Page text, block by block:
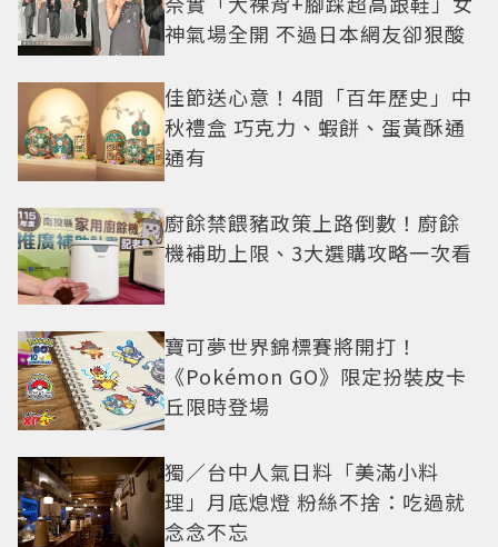
神氣場全開 不過日本網友卻狠酸
佳節送心意！4間「百年歷史」中
秋禮盒 巧克力、蝦餅、蛋黃酥通
通有
廚餘禁餵豬政策上路倒數！廚餘
機補助上限、3大選購攻略一次看
寶可夢世界錦標賽將開打！
《Pokémon GO》限定扮裝皮卡
丘限時登場
獨／台中人氣日料「美滿小料
理」月底熄燈 粉絲不捨：吃過就
念念不忘